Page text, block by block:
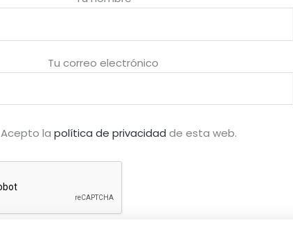
Tu correo electrónico
Acepto la política de privacidad de esta web.